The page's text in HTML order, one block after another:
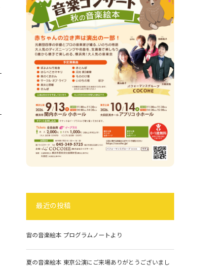
最近の投稿
宙の音楽絵本 プログラムノートより
夏の音楽絵本 東京公演にご来場ありがとうございまし